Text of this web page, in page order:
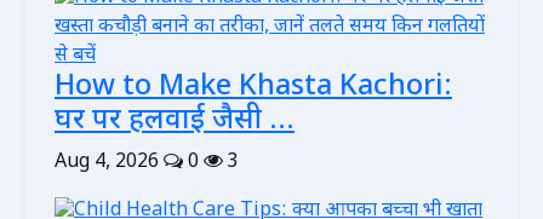
How to Make Khasta Kachori:
घर पर हलवाई जैसी ...
Aug 4, 2026 0 3